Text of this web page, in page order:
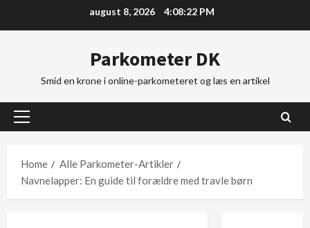
august 8, 2026 4:08:23 PM
Parkometer DK
Smid en krone i online-parkometeret og læs en artikel
Primary
Home
Alle Parkometer-Artikler
Navnelapper: En guide til forældre med travle børn